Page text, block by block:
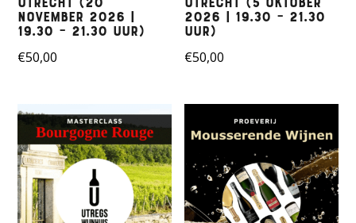
Utrecht (20
November 2026 |
19.30 – 21.30 uur)
€50,00
Utrecht (5 Oktober
2026 | 19.30 – 21.30
uur)
€50,00